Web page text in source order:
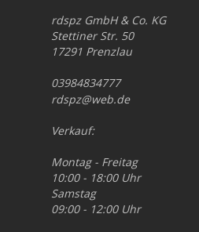
rdspz GmbH & Co. KG
Stettiner Str. 50
17291 Prenzlau
03984834777
rdspz@web.de
Verkauf:
Montag - Freitag
10:00 - 18:00 Uhr
Samstag
09:00 - 12:00 Uhr